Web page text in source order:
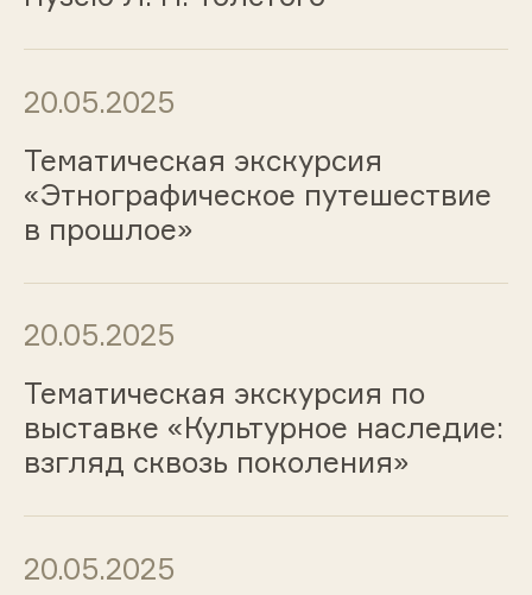
20.05.2025
Тематическая экскурсия
«Этнографическое путешествие
в прошлое»
20.05.2025
Тематическая экскурсия по
выставке «Культурное наследие:
взгляд сквозь поколения»
20.05.2025